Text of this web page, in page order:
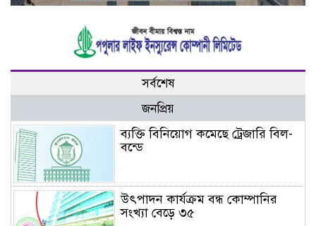
সর্বশেষ
জনপ্রিয়
ব্যক্তি বিনিয়োগ কমেছে ট্রেজারি বিল-
বন্ডে
উৎপাদন কার্যক্রম বন্ধ কোম্পানির
সংখ্যা বেড়ে ৩৫